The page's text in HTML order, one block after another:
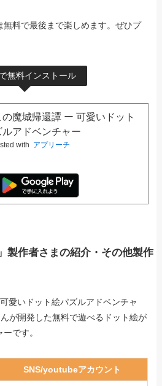
無料で最後まで楽しめます。ぜひプ
無料インストール
の魔城帰還譚 ー 可愛いドット
ルアドベンチャー
with アプリーチ
製作者さまの紹介・その他製作
愛いドット絵パズルアドベンチャ
が開発した無料で遊べるドット絵が
です。
SNS/youtubeアカウント